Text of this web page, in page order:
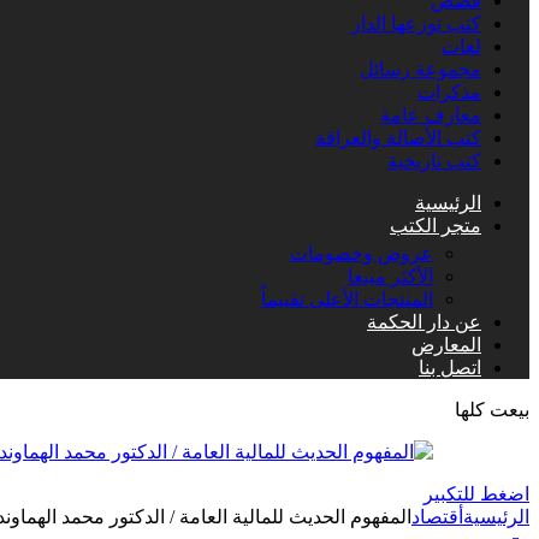
كتب توزعها الدار
لغات
مجموعة رسائل
مذكرات
معارف عامة
كتب الأصالة والعراقة
كتب تاريخية
الرئيسية
متجر الكتب
عروض وخصومات
الأكثر مبيعا
المنتجات الأعلى تقييماً
عن دار الحكمة
المعارض
اتصل بنا
بيعت كلها
اضغط للتكبير
الرئيسية أقتصاد المفهوم الحديث للمالية العامة / الدكتور محمد